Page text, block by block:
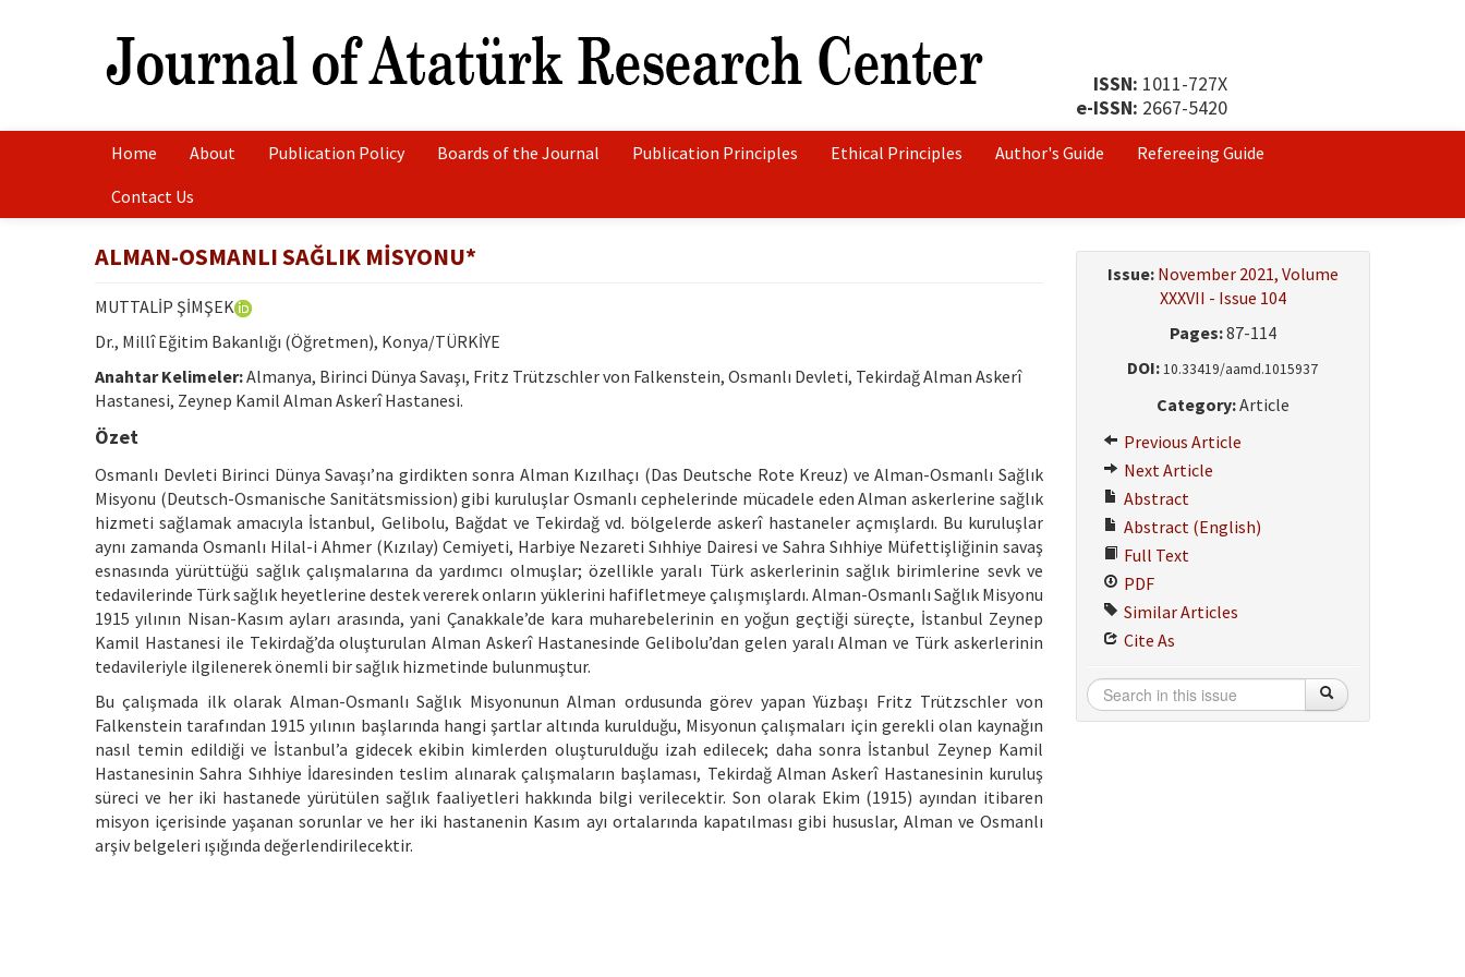
ISSN: 1011-727X
e-ISSN: 2667-5420
Home About Publication Policy Boards of the Journal Publication Principles Ethical Principles Author's Guide
Refereeing Guide
Contact Us
ALMAN-OSMANLI SAĞLIK MİSYONU*
MUTTALİP ŞİMŞEK
Dr., Millî Eğitim Bakanlığı (Öğretmen), Konya/TÜRKİYE
Anahtar Kelimeler:Almanya, Birinci Dünya Savaşı, Fritz Trützschler von Falkenstein, Osmanlı Devleti, Tekirdağ Alman Askerî
Hastanesi, Zeynep Kamil Alman Askerî Hastanesi.
Özet
Osmanlı Devleti Birinci Dünya Savaşı’na girdikten sonra Alman Kızılhaçı (Das Deutsche Rote Kreuz) ve Alman-Osmanlı Sağlık
Misyonu (Deutsch-Osmanische Sanitätsmission) gibi kuruluşlar Osmanlı cephelerinde mücadele eden Alman askerlerine sağlık
hizmeti sağlamak amacıyla İstanbul, Gelibolu, Bağdat ve Tekirdağ vd. bölgelerde askerî hastaneler açmışlardı. Bu kuruluşlar
aynı zamanda Osmanlı Hilal-i Ahmer (Kızılay) Cemiyeti, Harbiye Nezareti Sıhhiye Dairesi ve Sahra Sıhhiye Müfettişliğinin savaş
esnasında yürüttüğü sağlık çalışmalarına da yardımcı olmuşlar; özellikle yaralı Türk askerlerinin sağlık birimlerine sevk ve
tedavilerinde Türk sağlık heyetlerine destek vererek onların yüklerini hafifletmeye çalışmışlardı. Alman-Osmanlı Sağlık Misyonu
1915 yılının Nisan-Kasım ayları arasında, yani Çanakkale’de kara muharebelerinin en yoğun geçtiği süreçte, İstanbul Zeynep
Kamil Hastanesi ile Tekirdağ’da oluşturulan Alman Askerî Hastanesinde Gelibolu’dan gelen yaralı Alman ve Türk askerlerinin
tedavileriyle ilgilenerek önemli bir sağlık hizmetinde bulunmuştur.
Bu çalışmada ilk olarak Alman-Osmanlı Sağlık Misyonunun Alman ordusunda görev yapan Yüzbaşı Fritz Trützschler von
Falkenstein tarafından 1915 yılının başlarında hangi şartlar altında kurulduğu, Misyonun çalışmaları için gerekli olan kaynağın
nasıl temin edildiği ve İstanbul’a gidecek ekibin kimlerden oluşturulduğu izah edilecek; daha sonra İstanbul Zeynep Kamil
Hastanesinin Sahra Sıhhiye İdaresinden teslim alınarak çalışmaların başlaması, Tekirdağ Alman Askerî Hastanesinin kuruluş
süreci ve her iki hastanede yürütülen sağlık faaliyetleri hakkında bilgi verilecektir. Son olarak Ekim (1915) ayından itibaren
misyon içerisinde yaşanan sorunlar ve her iki hastanenin Kasım ayı ortalarında kapatılması gibi hususlar, Alman ve Osmanlı
arşiv belgeleri ışığında değerlendirilecektir.
Issue: November 2021, Volume
XXXVII - Issue 104
Pages:87-114
DOI: 10.33419/aamd.1015937
Category:Article
Previous Article
Next Article
Abstract
Abstract (English)
Full Text
PDF
Similar Articles
Cite As